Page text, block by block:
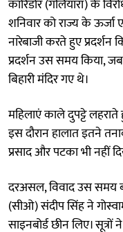
कॉरिडोर (गलियारा) के
शनिवार को राज्य के ऊर्जा
नारेबाजी करते हुए
प्रदर्शन उस समय किया,
बिहारी मंदिर गए थे।
महिलाएं काले दुपट्टे
इस दौरान हालात इतने
प्रसाद और पटका भी नहीं
दरअसल, विवाद उस समय
(सीओ) संदीप सिंह ने
साइनबोर्ड छीन लिए।